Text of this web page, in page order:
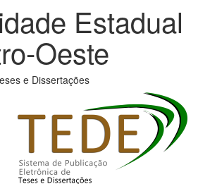
Estadual
Oeste
e Dissertações